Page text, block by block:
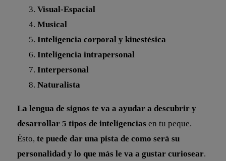
Visual-Espacial
Musical
Inteligencia corporal y kinestésica
Inteligencia intrapersonal
Interpersonal
Naturalista
La lengua de signos te va a ayudar a descubrir y
desarrollar 5 tipos de inteligencias en tu peque.
Ésto,te puede dar una pista de como será su
personalidad y lo que más le va a gustar curiosear.